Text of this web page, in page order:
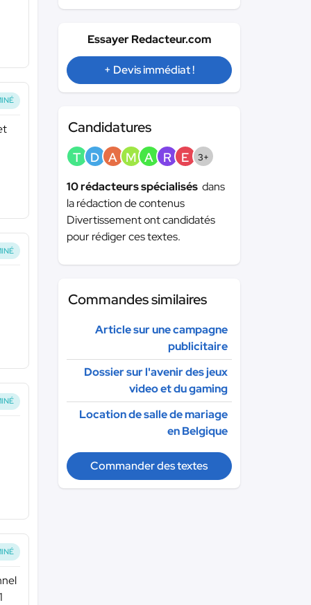
Essayer Redacteur.com
+ Devis immédiat !
Candidatures
T D A M A R E 3+
10 rédacteurs spécialisés dans
la rédaction de contenus
Divertissement ont candidatés
pour rédiger ces textes.
Commandes similaires
Article sur une campagne
publicitaire
Dossier sur l'avenir des jeux
video et du gaming
Location de salle de mariage
en Belgique
Commander des textes